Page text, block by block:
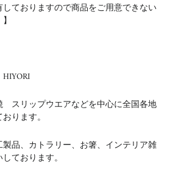
しておりますので商品をご用意できない
リップウエアなどを中心に全国各地
ります。
品、カトラリー、お箸、インテリア雑
ております。